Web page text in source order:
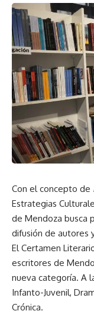
Con el concepto de
Estrategias
de Mendoza busca
difusión de autores
El Certamen
escritores de
nueva categoría. A
Infanto-Juvenil,
Crónica.